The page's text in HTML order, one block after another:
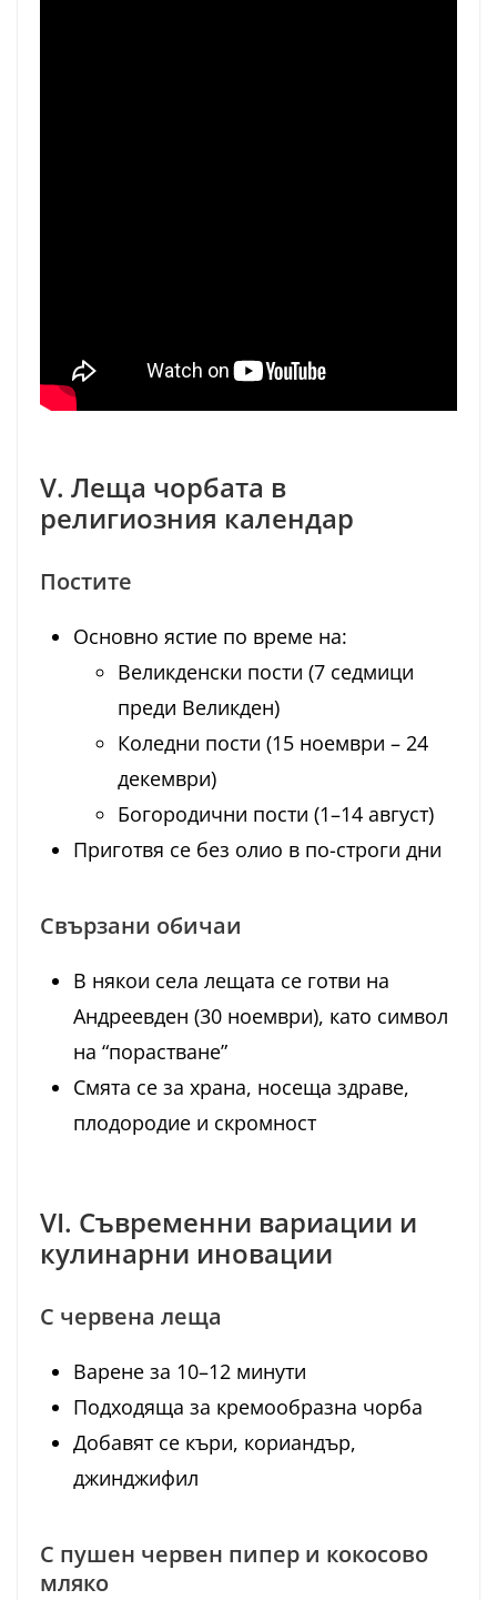
V. Леща чорбата в
религиозния календар
Постите
Основно ястие по време на:
Великденски пости (7 седмици
преди Великден)
Коледни пости (15 ноември – 24
декември)
Богородични пости (1–14 август)
Приготвя се без олио в по-строги дни
Свързани обичаи
В някои села лещата се готви на
Андреевден (30 ноември), като символ
на “порастване”
Смята се за храна, носеща здраве,
плодородие и скромност
VI. Съвременни вариации и
кулинарни иновации
С червена леща
Варене за 10–12 минути
Подходяща за кремообразна чорба
Добавят се къри, кориандър,
джинджифил
С пушен червен пипер и кокосово
мляко